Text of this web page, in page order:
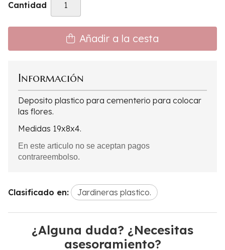
Cantidad
Añadir a la cesta
Información
Deposito plastico para cementerio para colocar
las flores.
Medidas 19x8x4.
En este articulo no se aceptan pagos
contrareembolso.
Clasificado en: Jardineras plastico.
¿Alguna duda? ¿Necesitas
asesoramiento?